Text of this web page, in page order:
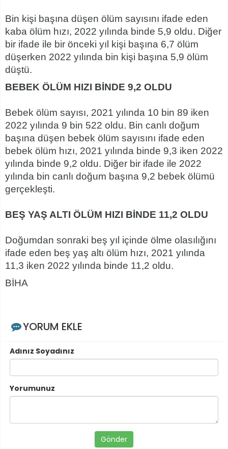
Bin kişi başına düşen ölüm sayısını ifade eden
kaba ölüm hızı, 2022 yılında binde 5,9 oldu. Diğer
bir ifade ile bir önceki yıl kişi başına 6,7 ölüm
düşerken 2022 yılında bin kişi başına 5,9 ölüm
düştü.
BEBEK ÖLÜM HIZI BİNDE 9,2 OLDU
Bebek ölüm sayısı, 2021 yılında 10 bin 89 iken
2022 yılında 9 bin 522 oldu. Bin canlı doğum
başına düşen bebek ölüm sayısını ifade eden
bebek ölüm hızı, 2021 yılında binde 9,3 iken 2022
yılında binde 9,2 oldu. Diğer bir ifade ile 2022
yılında bin canlı doğum başına 9,2 bebek ölümü
gerçekleşti.
BEŞ YAŞ ALTI ÖLÜM HIZI BİNDE 11,2 OLDU
Doğumdan sonraki beş yıl içinde ölme olasılığını
ifade eden beş yaş altı ölüm hızı, 2021 yılında
11,3 iken 2022 yılında binde 11,2 oldu.
BİHA
YORUM EKLE
Adınız Soyadınız
Yorumunuz
Gönder